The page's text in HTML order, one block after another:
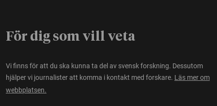
För dig som vill veta
Vi finns för att du ska kunna ta del av svensk forskning. Dessutom
hjälper vi journalister att komma i kontakt med forskare. Läs mer om
webbplatsen.